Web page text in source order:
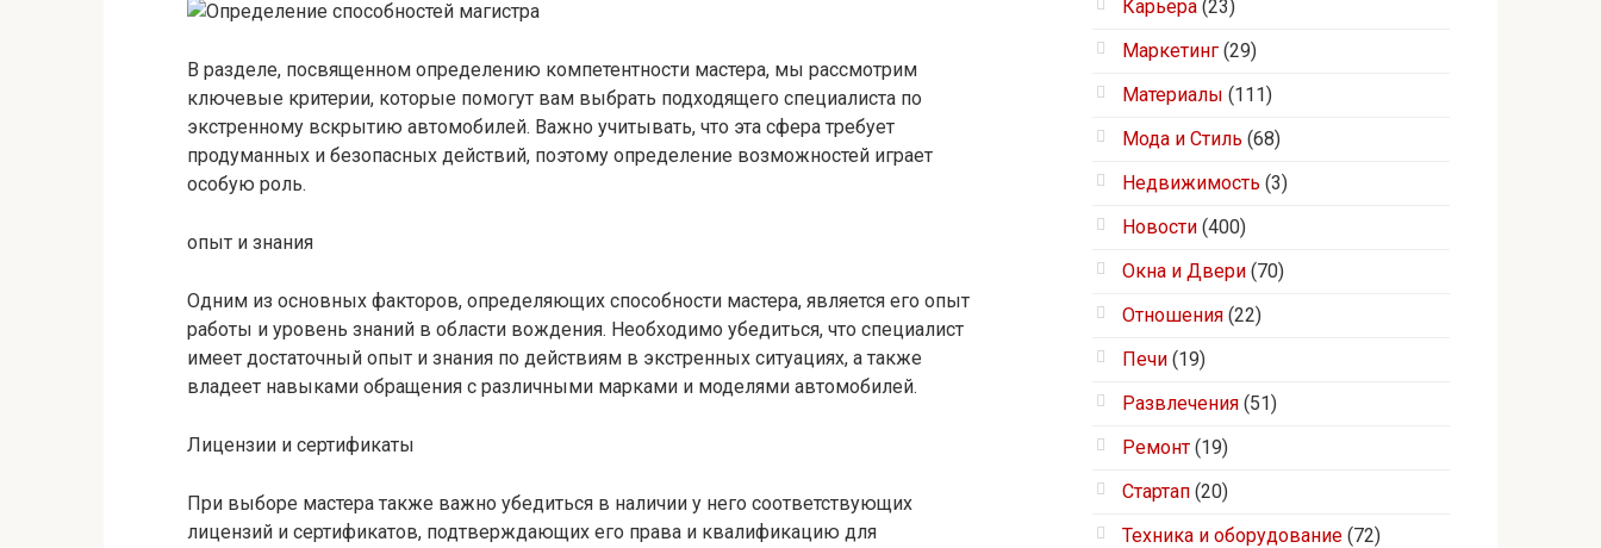
В разделе, посвященном определению компетентности мастера, мы рассмотрим
ключевые критерии, которые помогут вам выбрать подходящего специалиста по
экстренному вскрытию автомобилей. Важно учитывать, что эта сфера требует
продуманных и безопасных действий, поэтому определение возможностей играет
особую роль.
опыт и знания
Одним из основных факторов, определяющих способности мастера, является его опыт
работы и уровень знаний в области вождения. Необходимо убедиться, что специалист
имеет достаточный опыт и знания по действиям в экстренных ситуациях, а также
владеет навыками обращения с различными марками и моделями автомобилей.
Лицензии и сертификаты
При выборе мастера также важно убедиться в наличии у него соответствующих
лицензий и сертификатов, подтверждающих его права и квалификацию для
Карьера (23)
Маркетинг (29)
Материалы (111)
Мода и Стиль (68)
Недвижимость (3)
Новости (400)
Окна и Двери (70)
Отношения (22)
Печи (19)
Развлечения (51)
Ремонт (19)
Стартап (20)
Техника и оборудование (72)